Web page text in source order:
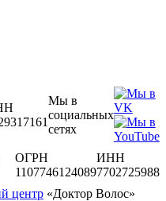
Мы в
социальных
сетях
ОГРН
1107746124089
ИНН
7702725988
центр «Доктор Волос»